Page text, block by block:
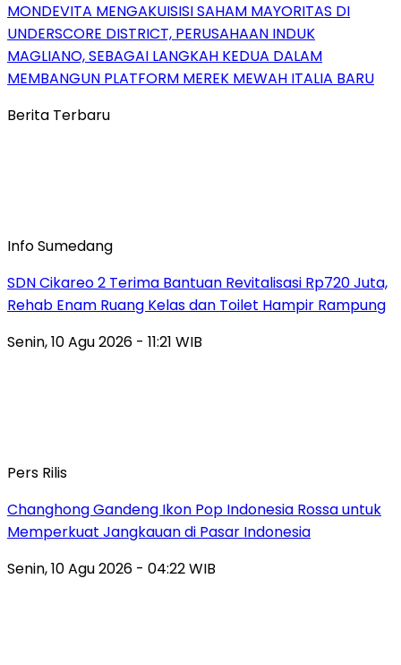
MONDEVITA MENGAKUISISI SAHAM MAYORITAS DI
UNDERSCORE DISTRICT, PERUSAHAAN INDUK
MAGLIANO, SEBAGAI LANGKAH KEDUA DALAM
MEMBANGUN PLATFORM MEREK MEWAH ITALIA BARU
Berita Terbaru
Info Sumedang
SDN Cikareo 2 Terima Bantuan Revitalisasi Rp720 Juta,
Rehab Enam Ruang Kelas dan Toilet Hampir Rampung
Senin, 10 Agu 2026 - 11:21 WIB
Pers Rilis
Changhong Gandeng Ikon Pop Indonesia Rossa untuk
Memperkuat Jangkauan di Pasar Indonesia
Senin, 10 Agu 2026 - 04:22 WIB